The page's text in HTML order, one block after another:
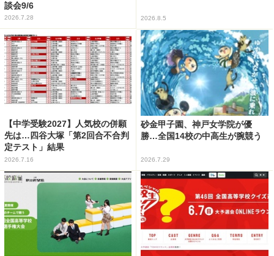
談会9/6
2026.7.28 2026.8.5
【中学受験2027】人気校の併願
先は…四谷大塚「第2回合不合判
定テスト」結果
2026.7.16
砂金甲子園、神戸女学院が優
勝…全国14校の中高生が腕競う
2026.7.29